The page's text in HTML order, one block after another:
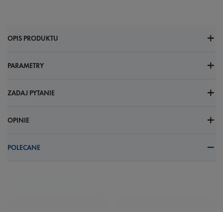
OPIS PRODUKTU
PARAMETRY
ZADAJ PYTANIE
OPINIE
POLECANE